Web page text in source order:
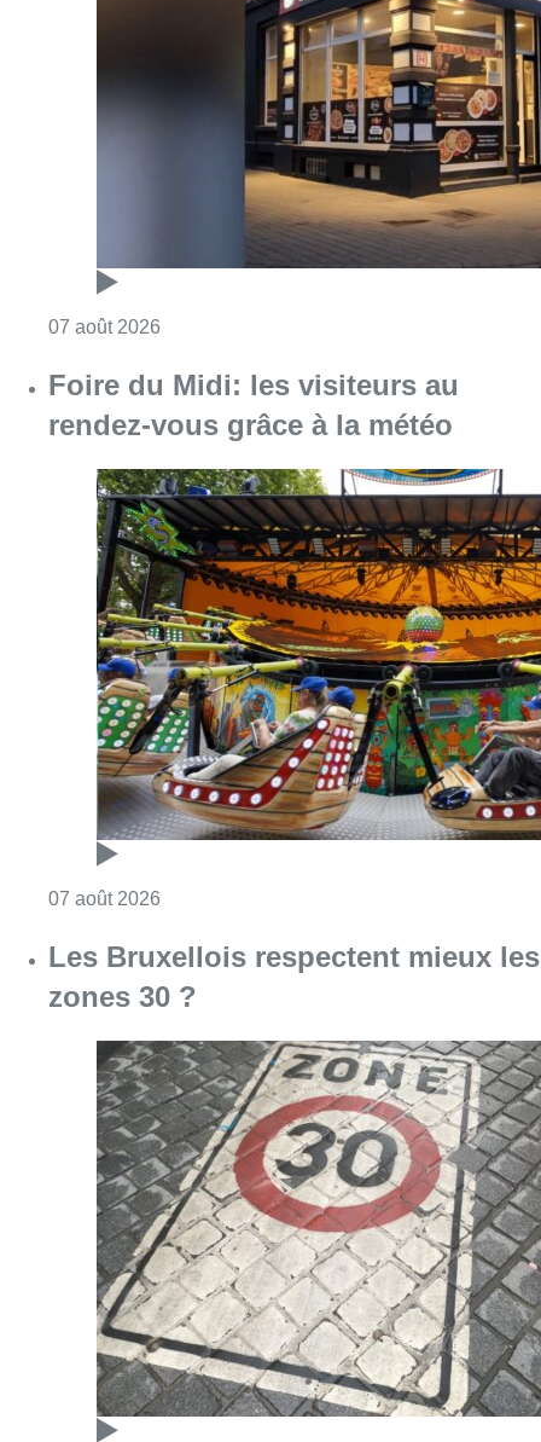
07 août 2026
Foire du Midi: les visiteurs au
rendez-vous grâce à la météo
07 août 2026
Les Bruxellois respectent mieux les
zones 30 ?